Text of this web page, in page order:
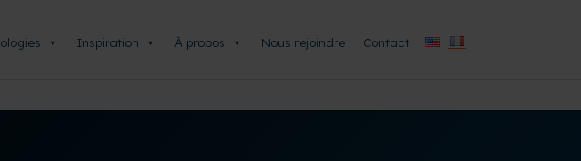
Inspiration À propos Nous rejoindre Contact